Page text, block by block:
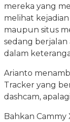
mereka yang
melihat kejadian
maupun situs
sedang
dalam
Arianto
Tracker yang
dashcam,
Bahkan